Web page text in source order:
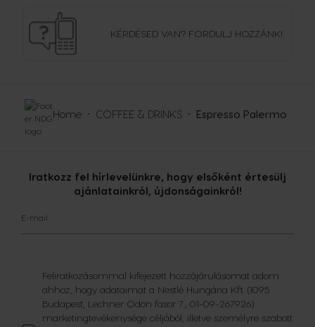
KÉRDÉSED VAN? FORDULJ HOZZÁNK!
Iratkozz fel hírlevelünkre, hogy elsőként értesülj
ajánlatainkról, újdonságainkról!
E-mail
Feliratkozásommal kifejezett hozzájárulásomat adom
ahhoz, hogy adataimat a Nestlé Hungária Kft. (1095
Budapest, Lechner Ödön fasor 7., 01-09-267926)
marketingtevékenysége céljából, illetve személyre szabott
Home COFFEE & DRINKS Espresso Palermo